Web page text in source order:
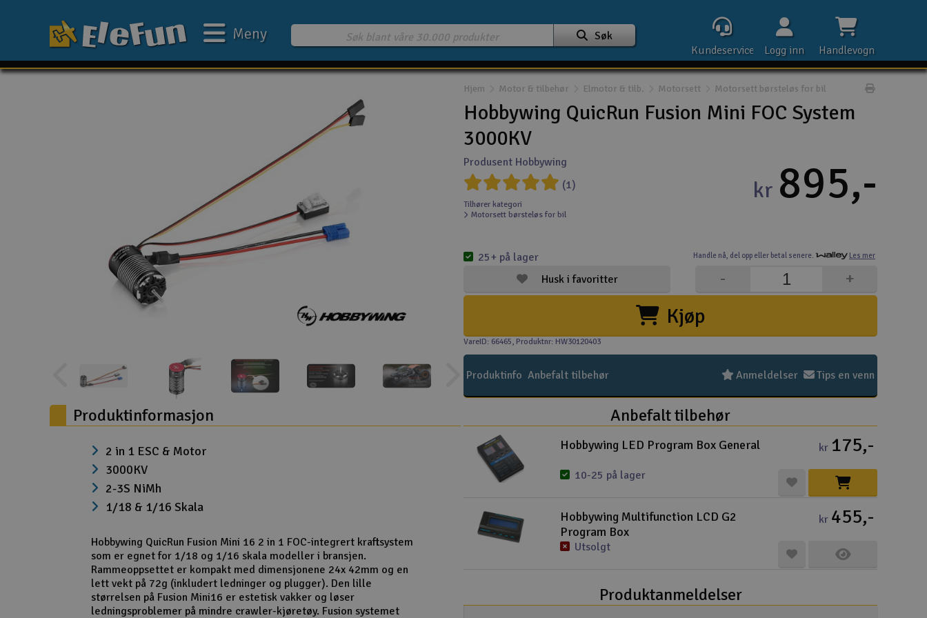
Bilbane
Fly
Helikopter
Modellbygging, LEGO & byggesett
Modelljernbane
Outlet
Radioutstyr
Raketter
Søk
Meny
Handlevogn
Logg inn
Kundeservice
Hjem Motor & tilbehør Elmotor & tilb. Motorsett Motorsett børsteløs for bil
Hobbywing QuicRun Fusion Mini FOC System
3000KV
Produsent Hobbywing
(1)
Tilhører kategori
Motorsett børsteløs for bil
Handle nå, del opp eller betal senere. Les mer
kr 895,-
Kjøp
+
-
Husk i favoritter
25+ på lager
VareID: 66465, Produktnr: HW30120403
Produktinfo Anbefalt tilbehør Tips en venn
Anmeldelser
Produktinformasjon
2 in 1 ESC & Motor
3000KV
2-3S NiMh
1/18 & 1/16 Skala
Hobbywing QuicRun Fusion Mini 16 2 in 1 FOC-integrert kraftsystem
som er egnet for 1/18 og 1/16 skala modeller i bransjen.
Rammeoppsettet er kompakt med dimensjonene 24x 42mm og en
lett vekt på 72g (inkludert ledninger og plugger). Den lille
størrelsen på Fusion Mini16 er estetisk vakker og løser
ledningsproblemer på mindre crawler-kjøretøy. Fusion systemet
Anbefalt tilbehør
Hobbywing LED Program Box General
10-25 på lager
kr 175,-
Hobbywing Multifunction LCD G2
Program Box
Utsolgt
kr 455,-
Produktanmeldelser